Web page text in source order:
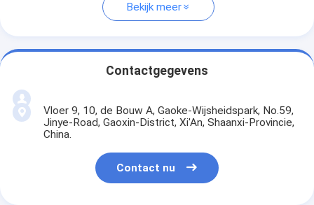
Bekijk meer
Contactgegevens
Vloer 9, 10, de Bouw A, Gaoke-Wijsheidspark, No.59,
Jinye-Road, Gaoxin-District, Xi'An, Shaanxi-Provincie,
China.
Contact nu